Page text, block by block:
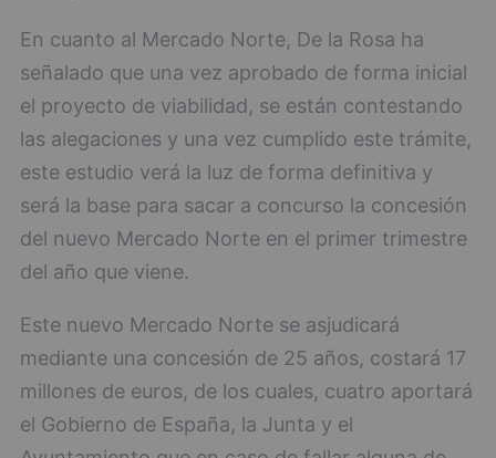
En cuanto al Mercado Norte, De la Rosa ha
señalado que una vez aprobado de forma inicial
el proyecto de viabilidad, se están contestando
las alegaciones y una vez cumplido este trámite,
este estudio verá la luz de forma definitiva y
será la base para sacar a concurso la concesión
del nuevo Mercado Norte en el primer trimestre
del año que viene.
Este nuevo Mercado Norte se asjudicará
mediante una concesión de 25 años, costará 17
millones de euros, de los cuales, cuatro aportará
el Gobierno de España, la Junta y el